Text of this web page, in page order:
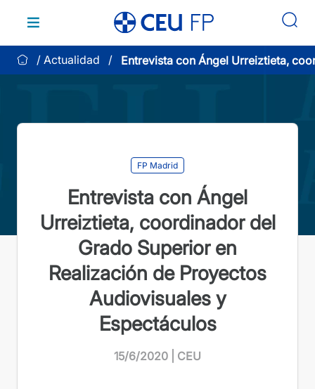
contenido
Actualidad
Entrevista con Ángel Urreiztieta,
del Grado Superior en Realización de
FP Madrid
Entrevista con Ángel
Urreiztieta, coordinador del
Grado Superior en
Realización de Proyectos
Audiovisuales y
Espectáculos
15/6/2020 | CEU